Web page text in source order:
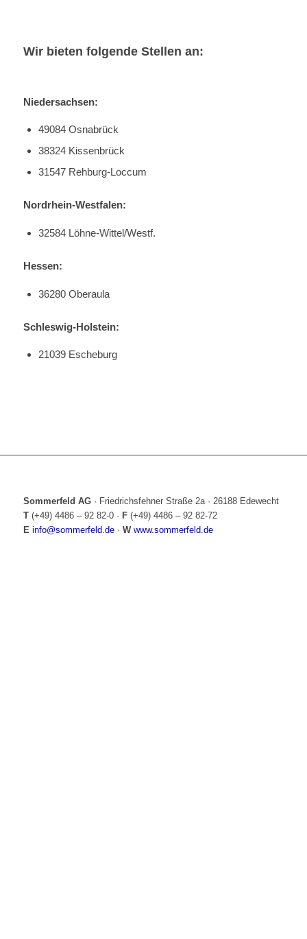
Wir bieten folgende Stellen an:
Niedersachsen:
49084 Osnabrück
38324 Kissenbrück
31547 Rehburg-Loccum
Nordrhein-Westfalen:
32584 Löhne-Wittel/Westf.
Hessen:
36280 Oberaula
Schleswig-Holstein:
21039 Escheburg
Sommerfeld AG · Friedrichsfehner Straße 2a · 26188 Edewecht
T(+49) 4486 – 92 82-0 · F(+49) 4486 – 92 82-72
E info@sommerfeld.de · W www.sommerfeld.de